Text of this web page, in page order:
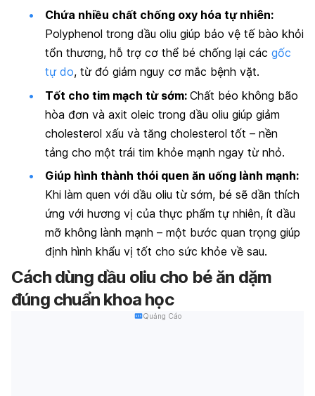
Chứa nhiều chất chống oxy hóa tự nhiên:
Polyphenol trong dầu oliu giúp bảo vệ tế bào khỏi
tổn thương, hỗ trợ cơ thể bé chống lại các gốc
tự do, từ đó giảm nguy cơ mắc bệnh vặt.
Tốt cho tim mạch từ sớm: Chất béo không bão
hòa đơn và axit oleic trong dầu oliu giúp giảm
cholesterol xấu và tăng cholesterol tốt – nền
tảng cho một trái tim khỏe mạnh ngay từ nhỏ.
Giúp hình thành thói quen ăn uống lành mạnh:
Khi làm quen với dầu oliu từ sớm, bé sẽ dần thích
ứng với hương vị của thực phẩm tự nhiên, ít dầu
mỡ không lành mạnh – một bước quan trọng giúp
định hình khẩu vị tốt cho sức khỏe về sau.
Cách dùng dầu oliu cho bé ăn dặm
đúng chuẩn khoa học
Quảng Cáo